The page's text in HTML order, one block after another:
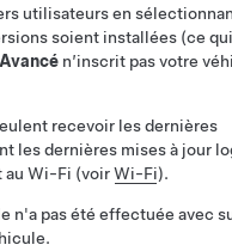
utilisateurs en
soient installées (ce
Avancé n’inscrit pas votre
recevoir les dernières
les dernières mises à jour
au Wi-Fi (voirWi-Fi).
n'a pas été effectuée avec